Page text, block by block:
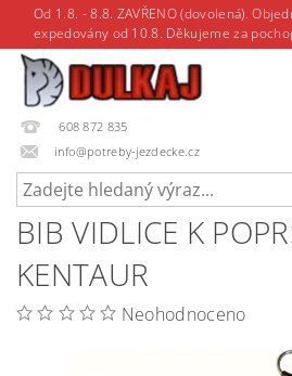
Od 1.8. - 8.8. ZAVŘENO (dovolená).
expedovány od 10.8. Děkujeme za
608 872 835
info@potreby-jezdecke.cz
BIB VIDLICE K
KENTAUR
Neohodnoceno